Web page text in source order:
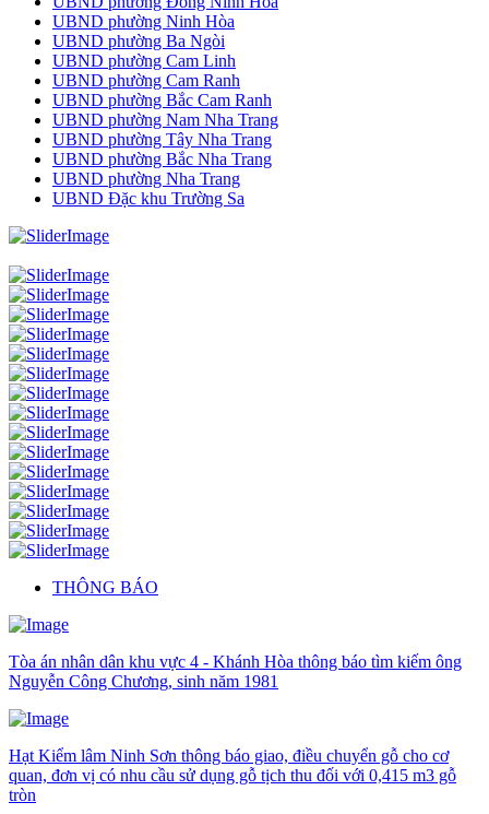
UBND phường Ninh Hòa
UBND phường Ba Ngòi
UBND phường Cam Linh
UBND phường Cam Ranh
UBND phường Bắc Cam Ranh
UBND phường Nam Nha Trang
UBND phường Tây Nha Trang
UBND phường Bắc Nha Trang
UBND phường Nha Trang
UBND Đặc khu Trường Sa
THÔNG BÁO
Tòa án nhân dân khu vực 4 - Khánh Hòa thông báo tìm kiếm ông
Nguyễn Công Chương, sinh năm 1981
Hạt Kiểm lâm Ninh Sơn thông báo giao, điều chuyển gỗ cho cơ
quan, đơn vị có nhu cầu sử dụng gỗ tịch thu đối với 0,415 m3 gỗ
tròn